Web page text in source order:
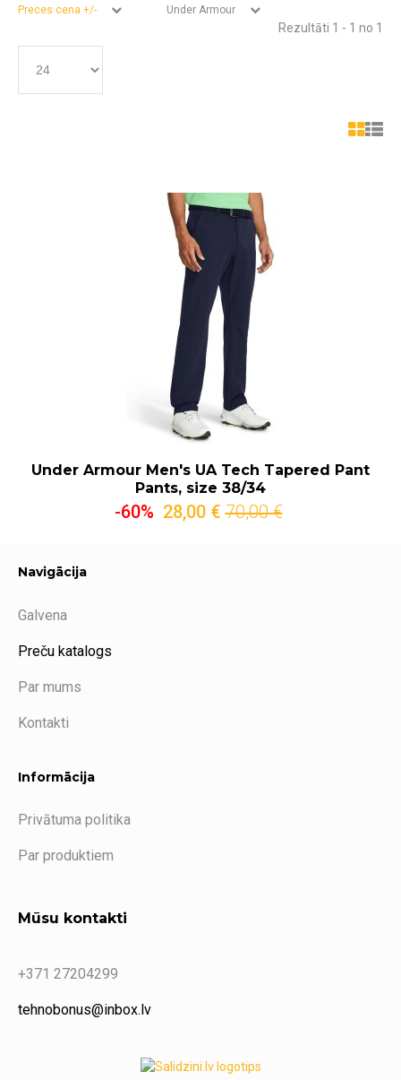
Preces cena +/-
Under Armour
Rezultāti 1 - 1 no 1
Under Armour Men's UA Tech Tapered Pant
Pants, size 38/34
-60% 28,00 € 70,00 €
Navigācija
Galvena
Preču katalogs
Par mums
Kontakti
Informācija
Privātuma politika
Par produktiem
Mūsu kontakti
+371 27204299
tehnobonus@inbox.lv